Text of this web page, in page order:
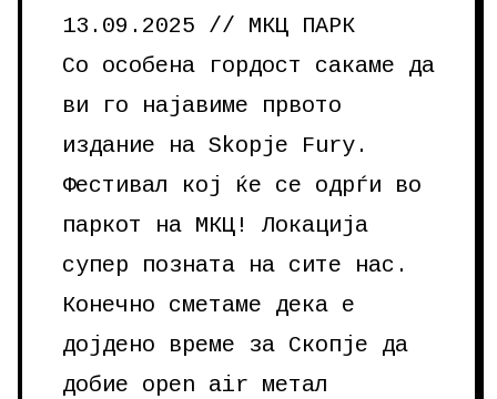
13.09.2025 // МКЦ ПАРК
Со особена гордост сакаме да
ви го најавиме првото
издание на Skopje Fury.
Фестивал кoj ќе се одрѓи во
паркот на МКЦ! Локација
супер позната на сите нас.
Конечно сметаме дека е
дојдено време за Скопје да
добие open air метал